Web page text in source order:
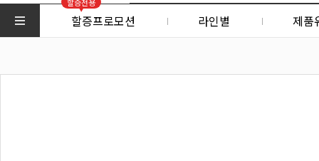
할증프로모션 라인별 제품